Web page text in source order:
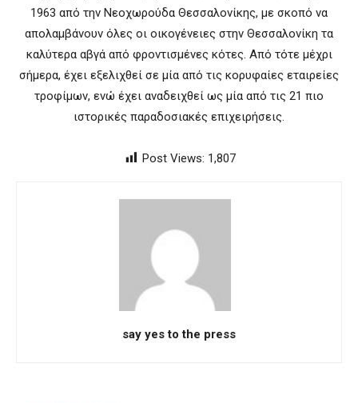
1963 από την Νεοχωρούδα Θεσσαλονίκης, με σκοπό να
απολαμβάνουν όλες οι οικογένειες στην Θεσσαλονίκη τα
καλύτερα αβγά από φροντισμένες κότες. Από τότε μέχρι
σήμερα, έχει εξελιχθεί σε μία από τις κορυφαίες εταιρείες
τροφίμων, ενώ έχει αναδειχθεί ως μία από τις 21 πιο
ιστορικές παραδοσιακές επιχειρήσεις.
Post Views: 1,807
say yes to the press